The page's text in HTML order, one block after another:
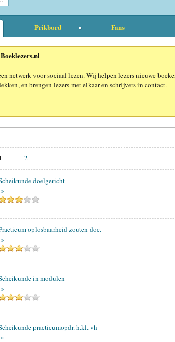
Prikbord Fans
netwerk voor sociaal lezen. Wij helpen lezers nieuwe
en brengen lezers met elkaar en schrijvers in contact.
2
doelgericht
»
oplosbaarheid zouten doc.
»
in modulen
»
practicumopdr. h.kl. vh
»